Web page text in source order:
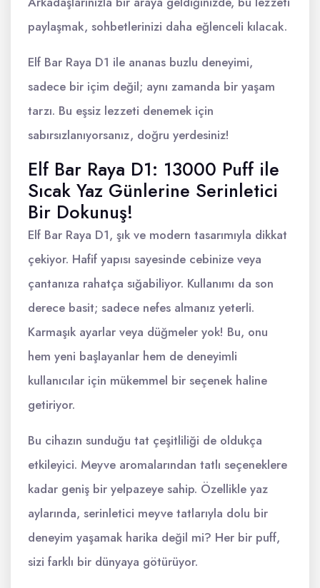
paylaşmak, sohbetlerinizi daha eğlenceli kılacak.
Elf Bar Raya D1 ile ananas buzlu deneyimi,
sadece bir içim değil; aynı zamanda bir yaşam
tarzı. Bu eşsiz lezzeti denemek için
sabırsızlanıyorsanız, doğru yerdesiniz!
Elf Bar Raya D1: 13000 Puff ile
Sıcak Yaz Günlerine Serinletici
Bir Dokunuş!
Elf Bar Raya D1, şık ve modern tasarımıyla dikkat
çekiyor. Hafif yapısı sayesinde cebinize veya
çantanıza rahatça sığabiliyor. Kullanımı da son
derece basit; sadece nefes almanız yeterli.
Karmaşık ayarlar veya düğmeler yok! Bu, onu
hem yeni başlayanlar hem de deneyimli
kullanıcılar için mükemmel bir seçenek haline
getiriyor.
Bu cihazın sunduğu tat çeşitliliği de oldukça
etkileyici. Meyve aromalarından tatlı seçeneklere
kadar geniş bir yelpazeye sahip. Özellikle yaz
aylarında, serinletici meyve tatlarıyla dolu bir
deneyim yaşamak harika değil mi? Her bir puff,
sizi farklı bir dünyaya götürüyor.